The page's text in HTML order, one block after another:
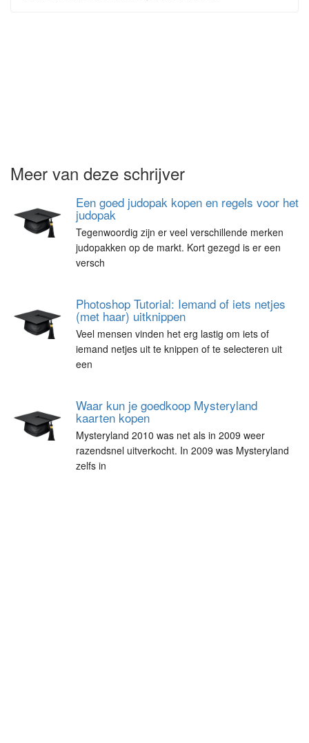
Meer van deze schrijver
Een goed judopak kopen en regels voor het
judopak
Tegenwoordig zijn er veel verschillende merken
judopakken op de markt. Kort gezegd is er een
versch
Photoshop Tutorial: Iemand of iets netjes
(met haar) uitknippen
Veel mensen vinden het erg lastig om iets of
iemand netjes uit te knippen of te selecteren uit
een
Waar kun je goedkoop Mysteryland
kaarten kopen
Mysteryland 2010 was net als in 2009 weer
razendsnel uitverkocht. In 2009 was Mysteryland
zelfs in